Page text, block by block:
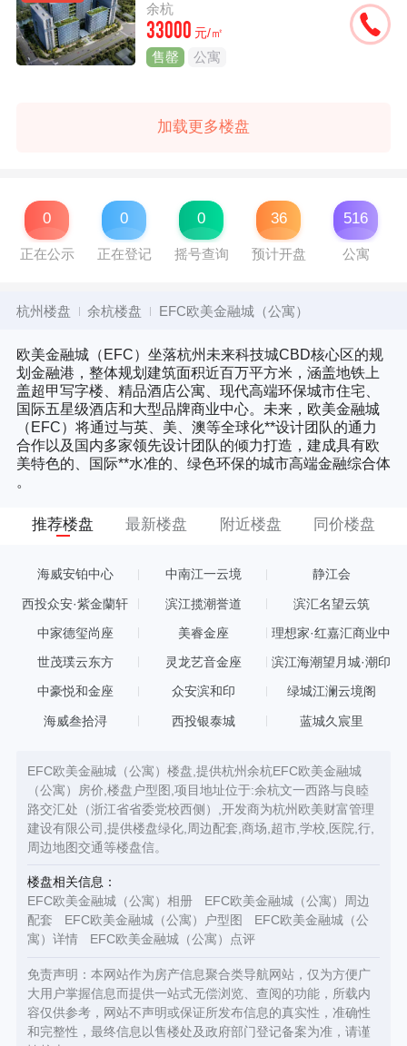
余杭
33000 元/㎡
售罄 公寓
加载更多楼盘
0
正在公示
0
正在登记
0
摇号查询
36
预计开盘
516
公寓
杭州楼盘 余杭楼盘 EFC欧美金融城（公寓）
欧美金融城（EFC）坐落杭州未来科技城CBD核心区的规
划金融港，整体规划建筑面积近百万平方米，涵盖地铁上
盖超甲写字楼、精品酒店公寓、现代高端环保城市住宅、
国际五星级酒店和大型品牌商业中心。未来，欧美金融城
（EFC）将通过与英、美、澳等全球化**设计团队的通力
合作以及国内多家领先设计团队的倾力打造，建成具有欧
美特色的、国际**水准的、绿色环保的城市高端金融综合体
。
推荐楼盘 最新楼盘 附近楼盘 同价楼盘
海威安铂中心 中南江一云境 静江会
西投众安·紫金蘭轩 滨江揽潮誉道 滨汇名望云筑
中家德玺尚座 美睿金座
理想家·红嘉汇商业中
世茂璞云东方 灵龙艺音金座 滨江海潮望月城·潮印
中豪悦和金座 众安滨和印 绿城江澜云境阁
海威叁拾浔 西投银泰城 蓝城久宸里
EFC欧美金融城（公寓）楼盘,提供杭州余杭EFC欧美金融城
（公寓）房价,楼盘户型图,项目地址位于:余杭文一西路与良睦
路交汇处（浙江省省委党校西侧）,开发商为杭州欧美财富管理
建设有限公司,提供楼盘绿化,周边配套,商场,超市,学校,医院,行,
周边地图交通等楼盘信。
楼盘相关信息：
EFC欧美金融城（公寓）相册
EFC欧美金融城（公寓）周边
配套
EFC欧美金融城（公寓）户型图
EFC欧美金融城（公
寓）详情
EFC欧美金融城（公寓）点评
免责声明：本网站作为房产信息聚合类导航网站，仅为方便广
大用户掌握信息而提供一站式无偿浏览、查阅的功能，所载内
容仅供参考，网站不声明或保证所发布信息的真实性，准确性
和完整性，最终信息以售楼处及政府部门登记备案为准，请谨